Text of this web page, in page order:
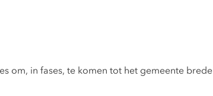
om, in fases, te komen tot het gemeente brede